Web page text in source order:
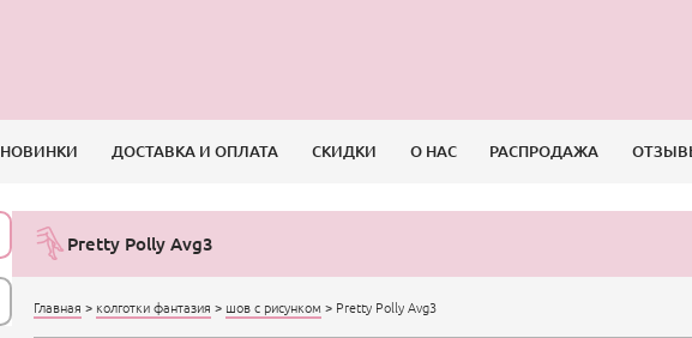
НОВИНКИ ДОСТАВКА И ОПЛАТА СКИДКИ О НАС РАСПРОДАЖА
Pretty Polly Avg3
Главная > колготки фантазия > шов с рисунком > Pretty Polly Avg3